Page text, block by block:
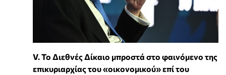
V. Το Διεθνές Δίκαιο μπροστά στο φαινόμενο της
επικυριαρχίας του «οικονομικού» επί του